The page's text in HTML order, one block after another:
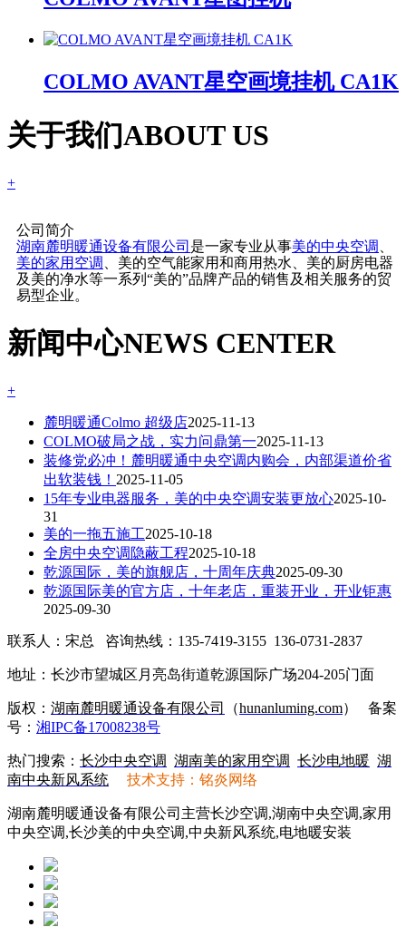
COLMO AVANT星空画境挂机 CA1K
关于我们ABOUT US
+
公司简介
湖南麓明暖通设备有限公司 是一家专业从事美的中央空调
美的家用空调
、美的空气能家用和商用热水、美的厨房电器
及美的净水等一系列“美的”品牌产品的销售及相关服务的贸
易型企业。
新闻中心NEWS CENTER
+
麓明暖通Colmo 超级店2025-11-13
COLMO破局之战，实力问鼎第一2025-11-13
装修党必冲！麓明暖通中央空调内购会，内部渠道价省
出软装钱！ 2025-11-05
15年专业电器服务，美的中央空调安装更放心2025-10-
31
美的一拖五施工2025-10-18
全房中央空调隐蔽工程2025-10-18
乾源国际，美的旗舰店，十周年庆典2025-09-30
乾源国际美的官方店，十年老店，重装开业，开业钜惠
2025-09-30
联系人：宋总 咨询热线：135-7419-3155 136-0731-2837
地址：长沙市望城区月亮岛街道乾源国际广场204-205门面
版权： 湖南麓明暖通设备有限公司 （hunanluming.com）
备案
号： 湘IPC备17008238号
热门搜索： 长沙中央空调 湖南美的家用空调 长沙电地暖 湖
南中央新风系统
技术支持：铭炎网络
湖南麓明暖通设备有限公司主营长沙空调,湖南中央空调,家用
中央空调,长沙美的中央空调,中央新风系统,电地暖安装